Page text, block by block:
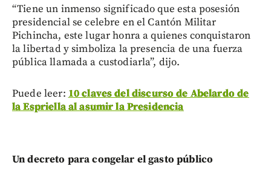
“Tiene un inmenso significado que esta posesión
presidencial se celebre en el Cantón Militar
Pichincha, este lugar honra a quienes conquistaron
la libertad y simboliza la presencia de una fuerza
pública llamada a custodiarla”, dijo.
Puede leer: 10 claves del discurso de Abelardo de
la Espriella al asumir la Presidencia
Un decreto para congelar el gasto público